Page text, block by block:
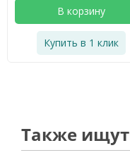
В корзину
Купить в 1 клик
Также ищут